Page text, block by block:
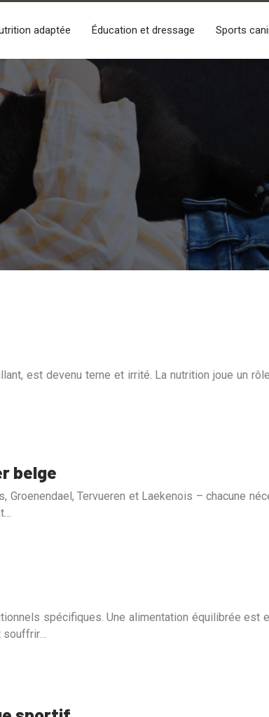
adaptée Éducation et dressage Sports
est devenu terne et irrité. La nutrition joue un
belge
Tervueren et Laekenois – chacune
spécifiques. Une alimentation équilibrée est
souffrir…